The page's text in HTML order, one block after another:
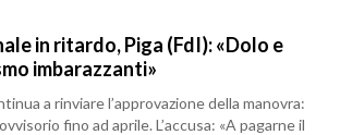
in ritardo, Piga (FdI): «Dolo e
imbarazzanti»
a rinviare l’approvazione della manovra:
fino ad aprile. L’accusa: «A pagarne il